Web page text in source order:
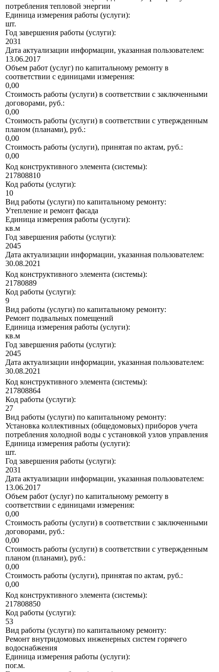
потребления тепловой энергии
Единица измерения работы (услуги):
шт.
Год завершения работы (услуги):
2031
Дата актуализации информации, указанная пользователем:
13.06.2017
Объем работ (услуг) по капитальному ремонту в
соответствии с единицами измерения:
0,00
Стоимость работы (услуги) в соответствии с заключенными
договорами, руб.:
0,00
Стоимость работы (услуги) в соответствии с утвержденным
планом (планами), руб.:
0,00
Стоимость работы (услуги), принятая по актам, руб.:
0,00
Код конструктивного элемента (системы):
217808810
Код работы (услуги):
10
Вид работы (услуги) по капитальному ремонту:
Утепление и ремонт фасада
Единица измерения работы (услуги):
кв.м
Год завершения работы (услуги):
2045
Дата актуализации информации, указанная пользователем:
30.08.2021
Код конструктивного элемента (системы):
21780889
Код работы (услуги):
9
Вид работы (услуги) по капитальному ремонту:
Ремонт подвальных помещений
Единица измерения работы (услуги):
кв.м
Год завершения работы (услуги):
2045
Дата актуализации информации, указанная пользователем:
30.08.2021
Код конструктивного элемента (системы):
217808864
Код работы (услуги):
27
Вид работы (услуги) по капитальному ремонту:
Установка коллективных (общедомовых) приборов учета
потребления холодной воды с установкой узлов управления
Единица измерения работы (услуги):
шт.
Год завершения работы (услуги):
2031
Дата актуализации информации, указанная пользователем:
13.06.2017
Объем работ (услуг) по капитальному ремонту в
соответствии с единицами измерения:
0,00
Стоимость работы (услуги) в соответствии с заключенными
договорами, руб.:
0,00
Стоимость работы (услуги) в соответствии с утвержденным
планом (планами), руб.:
0,00
Стоимость работы (услуги), принятая по актам, руб.:
0,00
Код конструктивного элемента (системы):
217808850
Код работы (услуги):
53
Вид работы (услуги) по капитальному ремонту:
Ремонт внутридомовых инженерных систем горячего
водоснабжения
Единица измерения работы (услуги):
пог.м.